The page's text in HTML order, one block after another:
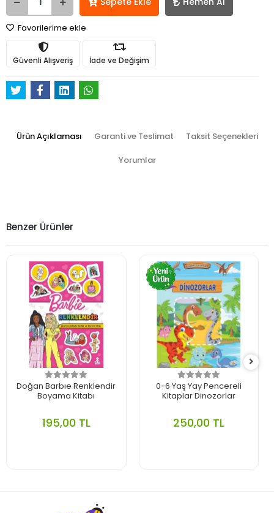
Favorilerime ekle
Güvenli Alışveriş İade ve Değişim
Ürün Açıklaması Garanti ve Teslimat Taksit Seçenekleri
Yorumlar
Benzer Ürünler
Doğan Barbıe Renklendir
Boyama Kitabı
195,00 TL
0-6 Yaş Yay Pencereli
Kitaplar Dinozorlar
250,00 TL